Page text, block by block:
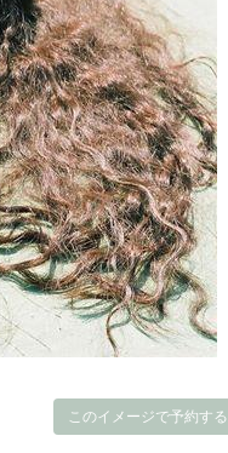
このイメージで予約する